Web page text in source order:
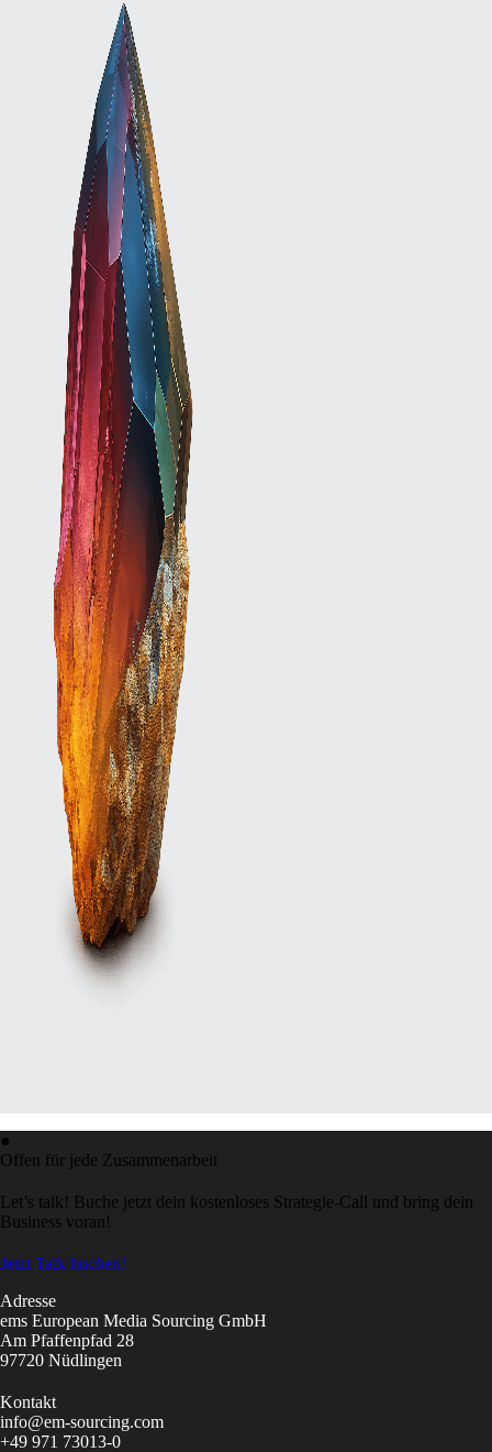
●
Offen für jede Zusammenarbeit
Let’s talk! Buche jetzt dein kostenloses Strategie-Call und bring dein
Business voran!
Jetzt Talk buchen!
Adresse
ems European Media Sourcing GmbH
Am Pfaffenpfad 28
97720 Nüdlingen
Kontakt
info@em-sourcing.com
+49 971 73013-0